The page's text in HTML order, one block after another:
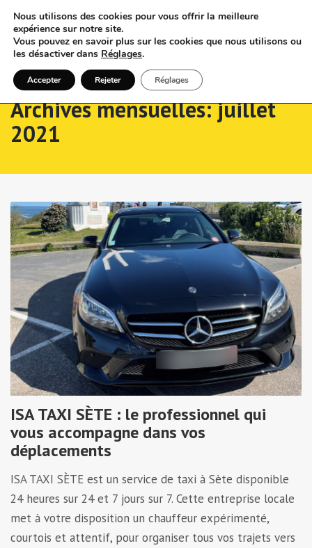
Archives mensuelles: juillet
2021
ISA TAXI SÈTE : le professionnel qui
vous accompagne dans vos
déplacements
ISA TAXI SÈTE est un service de taxi à Sète disponible
24 heures sur 24 et 7 jours sur 7. Cette entreprise locale
met à votre disposition un chauffeur expérimenté,
courtois et attentif, pour organiser tous vos trajets vers
Nous utilisons des cookies pour vous offrir la meilleure
expérience sur notre site.
Vous pouvez en savoir plus sur les cookies que nous utilisons ou
les désactiver dans Réglages.
Accepter Rejeter Réglages